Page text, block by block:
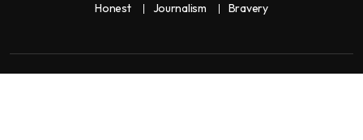
Honest Journalism Bravery